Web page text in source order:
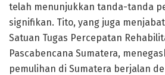
telah menunjukkan tanda-tanda
signifikan. Tito, yang juga
Satuan Tugas Percepatan
Pascabencana Sumatera,
pemulihan di Sumatera berjalan